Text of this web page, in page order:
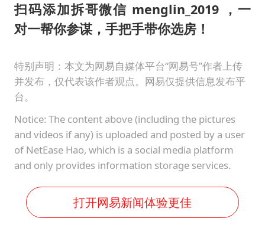
扫码添加拆哥微信 menglin_2019 ，一
对一帮你参谋，手把手带你选房！
特别声明：本文为网易自媒体平台“网易号”作者上传
并发布，仅代表该作者观点。网易仅提供信息发布平
台。
Notice: The content above (including the pictures
and videos if any) is uploaded and posted by a user
of NetEase Hao, which is a social media platform
and only provides information storage services.
打开网易新闻体验更佳